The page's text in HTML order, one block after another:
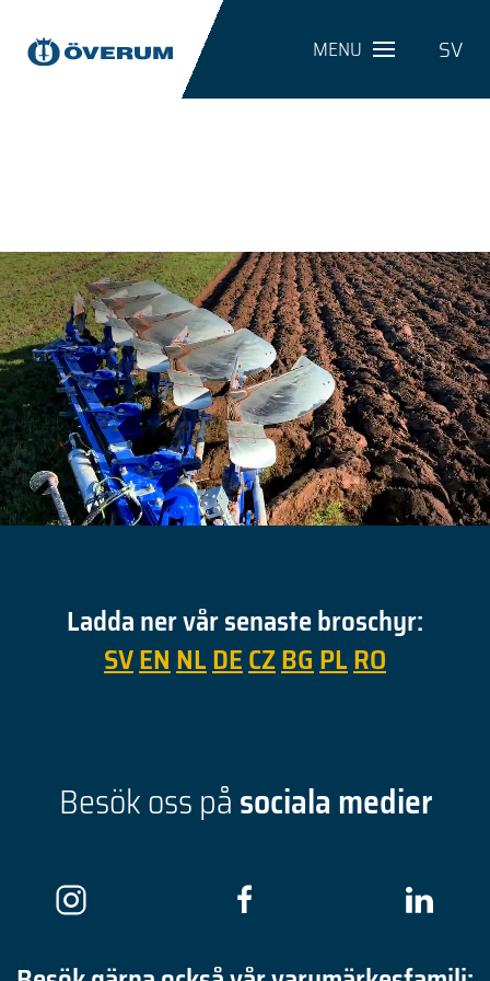
MENU SV
Ladda ner vår senaste broschyr:
SVENNLDECZBGPLRO
Besök oss påsociala medier